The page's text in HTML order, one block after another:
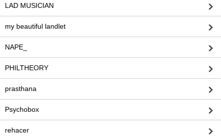
LAD MUSICIAN
my beautiful landlet
NAPE_
PHILTHEORY
prasthana
Psychobox
rehacer